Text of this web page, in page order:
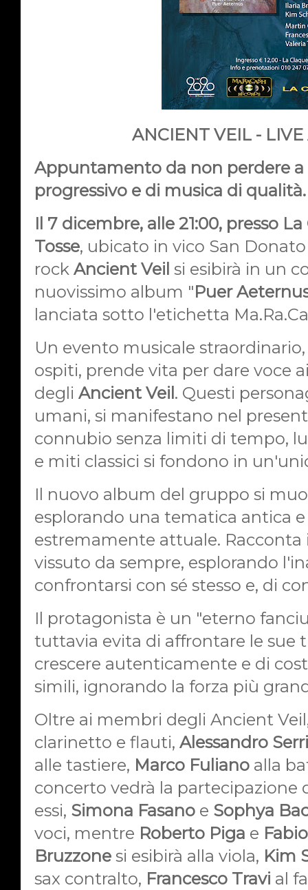
ANCIENT VEIL -
Appuntamento da non perdere
progressivo e di musica di qualità.
Il 7 dicembre, alle 21:00, presso
Tosse, ubicato in vico San
rock Ancient Veil si esibirà in un
nuovissimo album "Puer
lanciata sotto l'etichetta
Un evento musicale
ospiti, prende vita per dare voce
degli Ancient Veil . Questi
umani, si manifestano nel
connubio senza limiti di tempo,
e miti classici si fondono in
Il nuovo album del gruppo si
esplorando una tematica antica
estremamente attuale.
vissuto da sempre, esplorando
confrontarsi con sé stesso e, di
Il protagonista è un "eterno
tuttavia evita di affrontare le sue
crescere autenticamente e di
simili, ignorando la forza più
Oltre ai membri degli Ancient
clarinetto e flauti, Alessandro
alle tastiere, Marco Fuliano alla
concerto vedrà la partecipazione
essi, Simona Fasano e Sophya
voci, mentre Roberto Piga e
Bruzzone si esibirà alla viola, Kim
sax contralto, Francesco Travi al